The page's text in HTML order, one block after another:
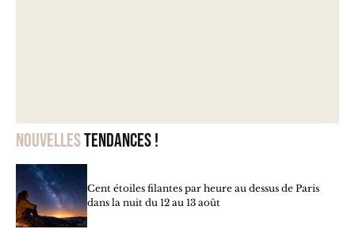
Nouvellestendances !
Cent étoiles filantes par heure au dessus de Paris
dans la nuit du 12 au 13 août